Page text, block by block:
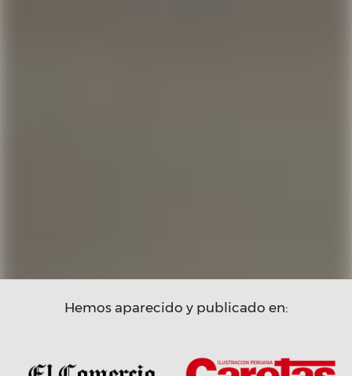
Hemos aparecido y publicado en: